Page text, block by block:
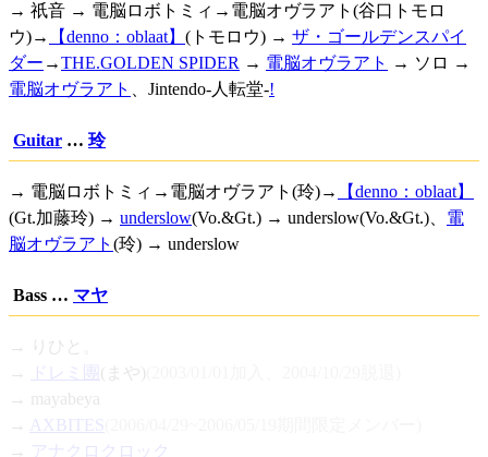
→ 祇音 → 電脳ロボトミィ→電脳オヴラアト(谷口トモロ
ウ)→
【denno：oblaat】 (トモロウ) → ザ・ゴールデンスパイ
ダー →THE.GOLDEN SPIDER → 電脳オヴラアト
→ ソロ →
電脳オヴラアト
Jintendo-人転堂-!
Guitar … 玲
→ 電脳ロボトミィ→電脳オヴラアト(玲)→
【denno：oblaat】
(Gt.加藤玲) → underslow(Vo.&Gt.) → underslow(Vo.&Gt.)、 電
脳オヴラアト (玲) → underslow
Bass … マヤ
→ りひと。
→
ドレミ團 (まや)
→ mayabeya
→
AXBITES
→
アナクロクロック